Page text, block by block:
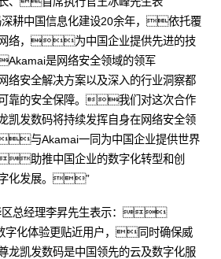
耕中国信息化建设20余年，依托覆
网络，为中国企业提供先进的技
是网络安全领域的领军
安全解决方案以及深入的行业洞察都
靠的安全保障。我们对这次合作
发数码将持续发挥自身在网络安全领
与Akamai一同为中国企业提供世界
助推中国企业的数字化转型和创
化发展。”
区总经理李昇先生表示：
字化体验更贴近用户，同时确保威
凯发数码是中国领先的云及数字化服